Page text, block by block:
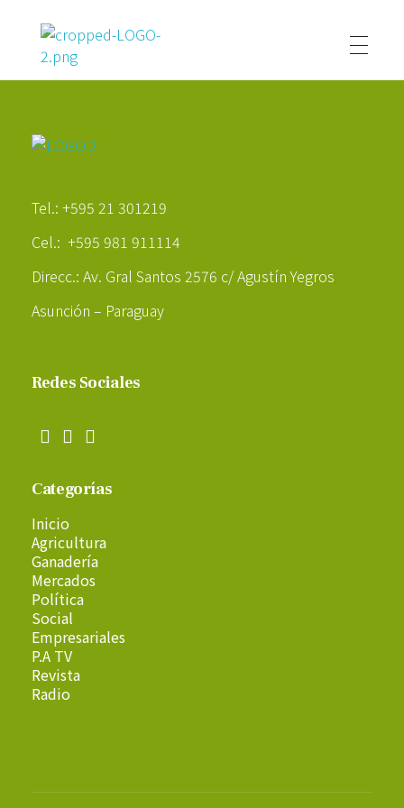
Poder Agropecuario
Tel.: +595 21 301219
Cel.: +595 981 911114
Direcc.: Av. Gral Santos 2576 c/ Agustín Yegros
Asunción – Paraguay
Redes Sociales
Categorías
Inicio
Agricultura
Ganadería
Mercados
Política
Social
Empresariales
P.A TV
Revista
Radio